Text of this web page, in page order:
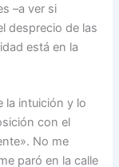
–a ver si
desprecio de las
está en la
la intuición y lo
con el
No me
paró en la calle